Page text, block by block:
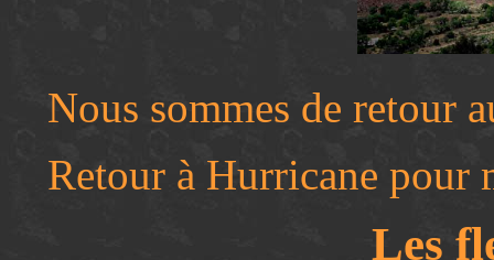
Nous sommes de retour
Retour à Hurricane pour
Les